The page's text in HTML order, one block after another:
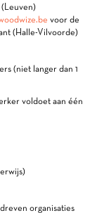
voor de
(Halle-Vilvoorde)
(niet langer dan 1
voldoet aan één
organisaties